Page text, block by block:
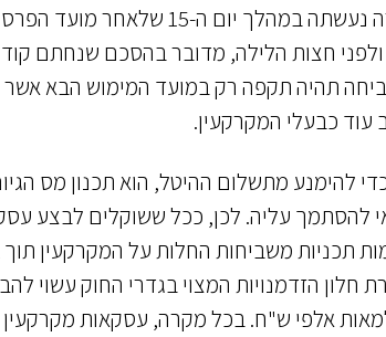
בסוף שנת 2017, דובר על מכירה
המכר נחתם במהלך היום ה-15 ולפני חצות הלילה, מדובר
תהיה תקפה רק במועד המימוש הבא אשר
כבעלי המקרקעין.
להימנע מתשלום ההיטל, הוא תכנון מס
להסתמך עליה. לכן, ככל ששוקלים לבצע
תכניות משביחות החלות על המקרקעין תוך
חלון הזדמנויות המצוי בגדרי החוק עשוי
אלפי ש"ח. בכל מקרה, עסקאות מקרקעין